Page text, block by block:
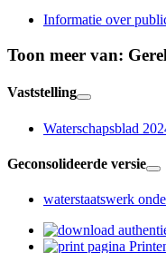
Informatie over
Toon meer van:
Vaststelling
Waterschapsblad
Geconsolideerde versie
waterstaatswerk